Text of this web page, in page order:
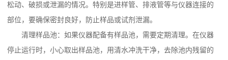
松动、破损或泄漏的情况。特别是进样管、排液管等与仪器连接的
部位，要确保密封良好，防止样品或试剂泄漏。
清理样品池：如果仪器配备有样品池，需要定期清理。在仪器
停止运行时，小心取出样品池，用清水冲洗干净，去除池内残留的